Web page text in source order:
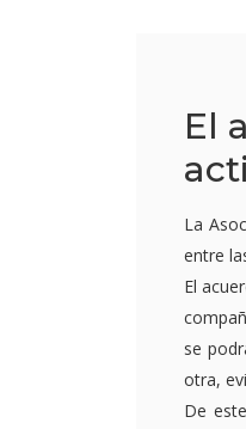
El
La
entre
El
se
otra,
De